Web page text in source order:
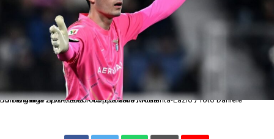
Db Bergamo 22/04/2026 - Coppa Italia / Atalanta-Lazio / foto Daniele Buffa/Image Sport nella foto: Edoardo Motta